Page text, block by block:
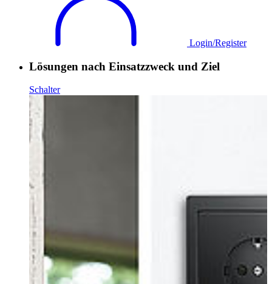
Login/Register
Lösungen nach Einsatzzweck und Ziel
Schalter